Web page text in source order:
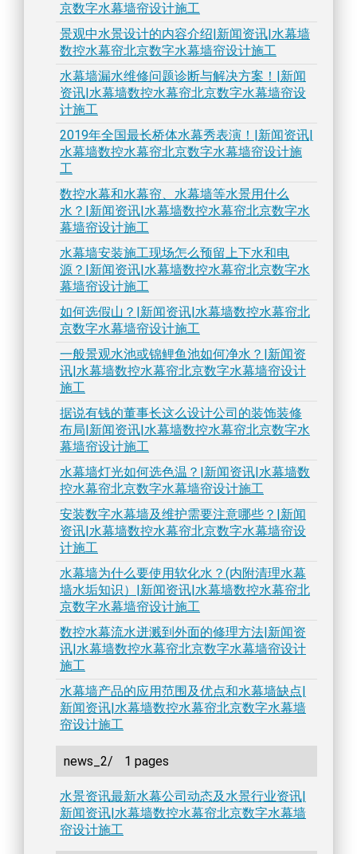
京数字水幕墙帘设计施工
景观中水景设计的内容介绍|新闻资讯|水幕墙
数控水幕帘北京数字水幕墙帘设计施工
水幕墙漏水维修问题诊断与解决方案！|新闻
资讯|水幕墙数控水幕帘北京数字水幕墙帘设
计施工
2019年全国最长桥体水幕秀表演！|新闻资讯|
水幕墙数控水幕帘北京数字水幕墙帘设计施
工
数控水幕和水幕帘、水幕墙等水景用什么
水？|新闻资讯|水幕墙数控水幕帘北京数字水
幕墙帘设计施工
水幕墙安装施工现场怎么预留上下水和电
源？|新闻资讯|水幕墙数控水幕帘北京数字水
幕墙帘设计施工
如何选假山？|新闻资讯|水幕墙数控水幕帘北
京数字水幕墙帘设计施工
一般景观水池或锦鲤鱼池如何净水？|新闻资
讯|水幕墙数控水幕帘北京数字水幕墙帘设计
施工
据说有钱的董事长这么设计公司的装饰装修
布局|新闻资讯|水幕墙数控水幕帘北京数字水
幕墙帘设计施工
水幕墙灯光如何选色温？|新闻资讯|水幕墙数
控水幕帘北京数字水幕墙帘设计施工
安装数字水幕墙及维护需要注意哪些？|新闻
资讯|水幕墙数控水幕帘北京数字水幕墙帘设
计施工
水幕墙为什么要使用软化水？(内附清理水幕
墙水垢知识）|新闻资讯|水幕墙数控水幕帘北
京数字水幕墙帘设计施工
数控水幕流水迸溅到外面的修理方法|新闻资
讯|水幕墙数控水幕帘北京数字水幕墙帘设计
施工
水幕墙产品的应用范围及优点和水幕墙缺点|
新闻资讯|水幕墙数控水幕帘北京数字水幕墙
帘设计施工
news_2/ 1 pages
水景资讯最新水幕公司动态及水景行业资讯|
新闻资讯|水幕墙数控水幕帘北京数字水幕墙
帘设计施工